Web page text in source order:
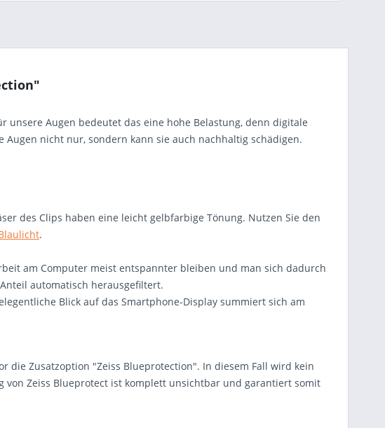
unsere Augen bedeutet das eine hohe Belastung, denn digitale
nicht nur, sondern kann sie auch nachhaltig schädigen.
des Clips haben eine leicht gelbfarbige Tönung. Nutzen Sie den
.
am Computer meist entspannter bleiben und man sich dadurch
automatisch herausgefiltert.
Blick auf das Smartphone-Display summiert sich am
Zusatzoption "Zeiss Blueprotection". In diesem Fall wird kein
Zeiss Blueprotect ist komplett unsichtbar und garantiert somit